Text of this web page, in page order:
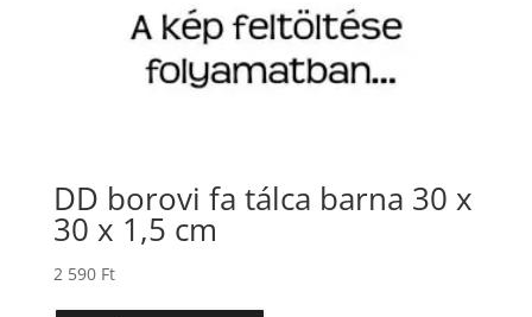
DD borovi fa tálca barna 30 x
30 x 1,5 cm
2 590 Ft